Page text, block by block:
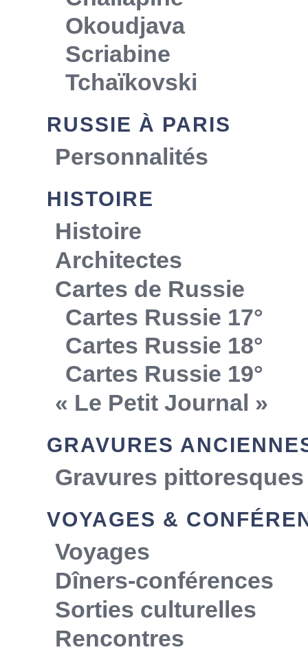
Okoudjava
Scriabine
Tchaïkovski
RUSSIE À PARIS
Personnalités
HISTOIRE
Histoire
Architectes
Cartes de Russie
Cartes Russie 17°
Cartes Russie 18°
Cartes Russie 19°
« Le Petit Journal »
GRAVURES
Gravures pittoresques
VOYAGES &
Voyages
Dîners-conférences
Sorties culturelles
Rencontres